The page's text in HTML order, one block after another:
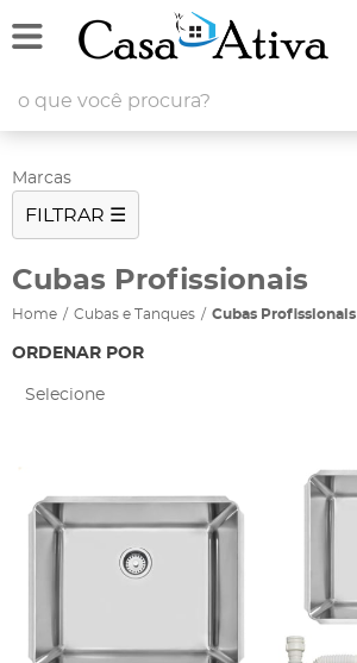
Marcas
FILTRAR ☰
Cubas Profissionais
Home Cubas e Tanques Cubas Profissionais
ORDENAR POR
Selecione